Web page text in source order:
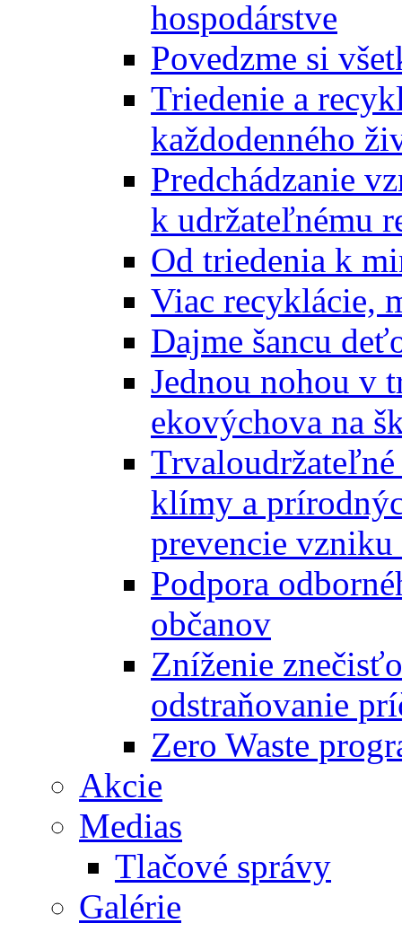
hospodárstve
Povedzme si
Triedenie a
každodenného
Predchádzanie
k udržateľnému
Od triedenia k
Viac recyklácie,
Dajme šancu
Jednou nohou v
ekovýchova na
klímy a
prevencie vzniku
Podpora
občanov
Zníženie
odstraňovanie
Zero Waste
Akcie
Medias
Tlačové správy
Galérie